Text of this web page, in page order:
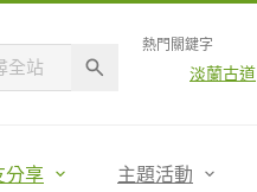
熱門關鍵字
淡蘭古道
分享 主題活動